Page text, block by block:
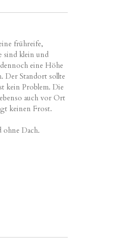
frühreife,
sind klein und
eine Höhe
Der Standort sollte
kein Problem. Die
ebenso auch vor Ort
keinen Frost.
ohne Dach.